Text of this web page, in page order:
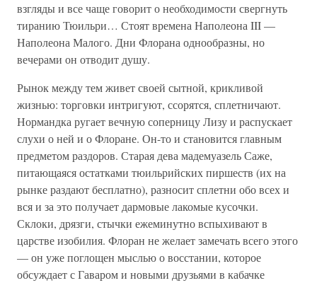
взгляды и все чаще говорит о необходимости свергнуть
тиранию Тюильри… Стоят времена Наполеона III —
Наполеона Малого. Дни Флорана однообразны, но
вечерами он отводит душу.
Рынок между тем живет своей сытной, крикливой
жизнью: торговки интригуют, ссорятся, сплетничают.
Нормандка ругает вечную соперницу Лизу и распускает
слухи о ней и о Флоране. Он-то и становится главным
предметом раздоров. Старая дева мадемуазель Саже,
питающаяся остатками тюильрийских пиршеств (их на
рынке раздают бесплатно), разносит сплетни обо всех и
вся и за это получает дармовые лакомые кусочки.
Склоки, дрязги, стычки ежеминутно вспыхивают в
царстве изобилия. Флоран не желает замечать всего этого
— он уже поглощен мыслью о восстании, которое
обсуждает с Гаваром и новыми друзьями в кабачке